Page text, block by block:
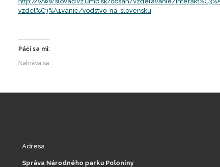
vzdel%C3%A1vanie/vodstvo-na-slovensku
Páči sa mi:
Nahráva sa...
Adresa
Správa Národného parku Poloniny